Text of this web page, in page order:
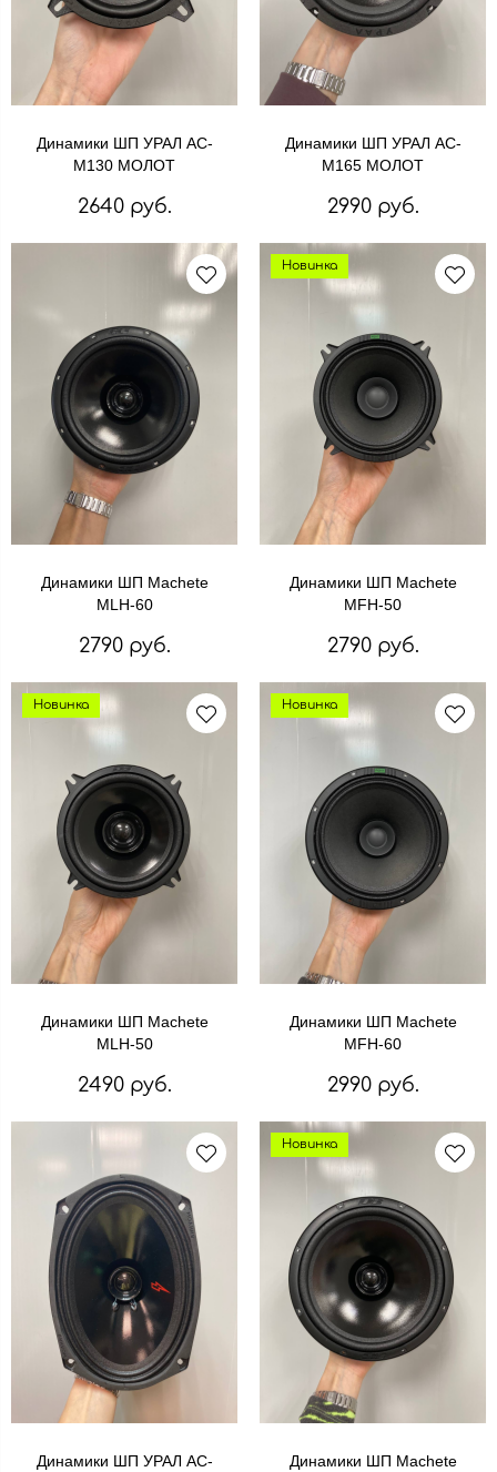
Динамики ШП УРАЛ АС-
М130 МОЛОТ
2640 руб.
Динамики ШП УРАЛ АС-
М165 МОЛОТ
2990 руб.
Динамики ШП Machete
MLH-60
2790 руб.
Новинка
Динамики ШП Machete
MFH-50
2790 руб.
Новинка
Динамики ШП Machete
MLH-50
2490 руб.
Новинка
Динамики ШП Machete
MFH-60
2990 руб.
Динамики ШП УРАЛ АС-
Новинка
Динамики ШП Machete